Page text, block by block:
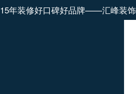
15年装修好口碑好品牌——汇峰装饰